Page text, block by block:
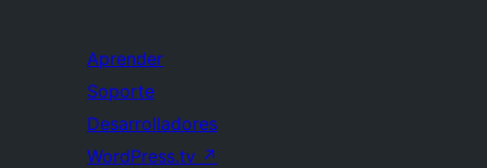
Aprender
Soporte
Desarrolladores
WordPress.tv ↗